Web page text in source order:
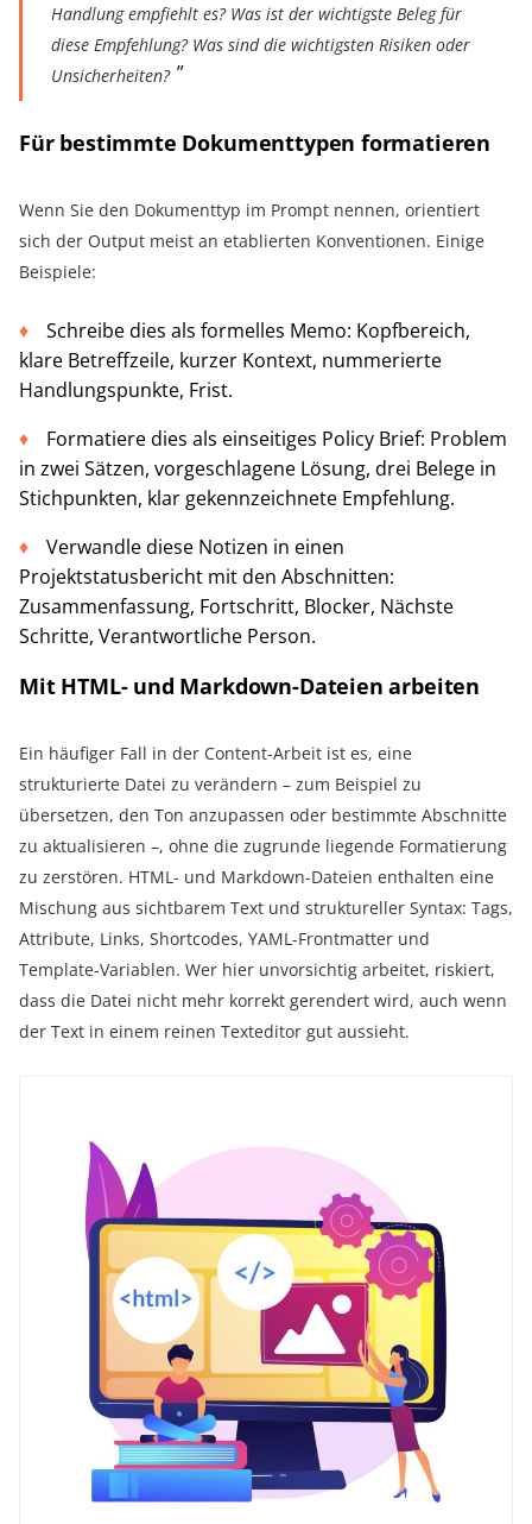
Handlung empfiehlt es? Was ist der wichtigste Beleg für
diese Empfehlung? Was sind die wichtigsten Risiken oder
Unsicherheiten?
Für bestimmte Dokumenttypen formatieren
Wenn Sie den Dokumenttyp im Prompt nennen, orientiert
sich der Output meist an etablierten Konventionen. Einige
Beispiele:
Schreibe dies als formelles Memo: Kopfbereich,
klare Betreffzeile, kurzer Kontext, nummerierte
Handlungspunkte, Frist.
Formatiere dies als einseitiges Policy Brief: Problem
in zwei Sätzen, vorgeschlagene Lösung, drei Belege in
Stichpunkten, klar gekennzeichnete Empfehlung.
Verwandle diese Notizen in einen
Projektstatusbericht mit den Abschnitten:
Zusammenfassung, Fortschritt, Blocker, Nächste
Schritte, Verantwortliche Person.
Mit HTML- und Markdown-Dateien arbeiten
Ein häufiger Fall in der Content-Arbeit ist es, eine
strukturierte Datei zu verändern – zum Beispiel zu
übersetzen, den Ton anzupassen oder bestimmte Abschnitte
zu aktualisieren –, ohne die zugrunde liegende Formatierung
zu zerstören. HTML- und Markdown-Dateien enthalten eine
Mischung aus sichtbarem Text und struktureller Syntax: Tags,
Attribute, Links, Shortcodes, YAML-Frontmatter und
Template-Variablen. Wer hier unvorsichtig arbeitet, riskiert,
dass die Datei nicht mehr korrekt gerendert wird, auch wenn
der Text in einem reinen Texteditor gut aussieht.